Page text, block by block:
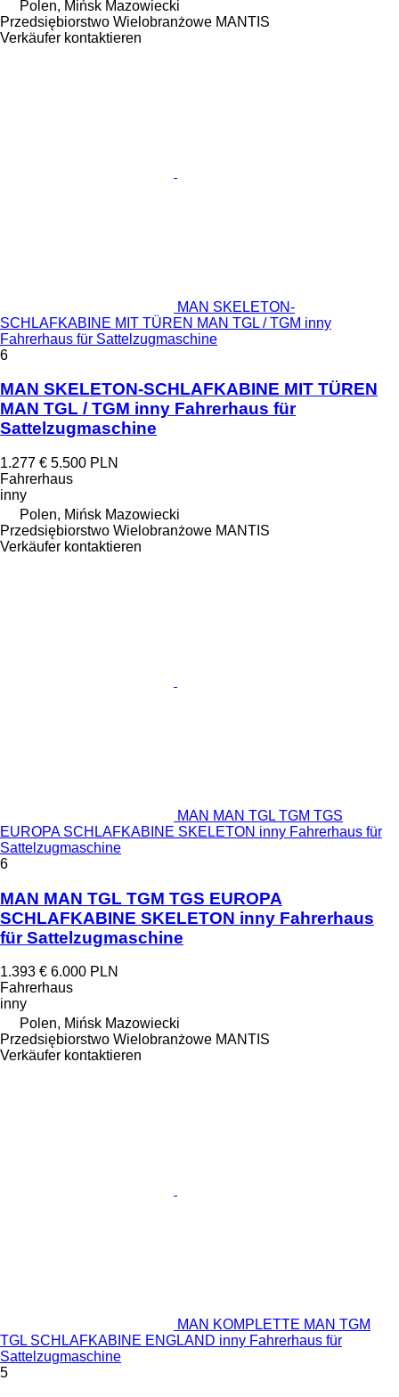
Polen, Mińsk Mazowiecki
Przedsiębiorstwo Wielobranżowe MANTIS
Verkäufer kontaktieren
MAN SKELETON-
SCHLAFKABINE MIT TÜREN MAN TGL / TGM inny
Fahrerhaus für Sattelzugmaschine
6
MAN SKELETON-SCHLAFKABINE MIT TÜREN
MAN TGL / TGM inny Fahrerhaus für
Sattelzugmaschine
1.277 € 5.500 PLN
Fahrerhaus
inny
Polen, Mińsk Mazowiecki
Przedsiębiorstwo Wielobranżowe MANTIS
Verkäufer kontaktieren
MAN MAN TGL TGM TGS
EUROPA SCHLAFKABINE SKELETON inny Fahrerhaus für
Sattelzugmaschine
6
MAN MAN TGL TGM TGS EUROPA
SCHLAFKABINE SKELETON inny Fahrerhaus
für Sattelzugmaschine
1.393 € 6.000 PLN
Fahrerhaus
inny
Polen, Mińsk Mazowiecki
Przedsiębiorstwo Wielobranżowe MANTIS
Verkäufer kontaktieren
MAN KOMPLETTE MAN TGM
TGL SCHLAFKABINE ENGLAND inny Fahrerhaus für
Sattelzugmaschine
5